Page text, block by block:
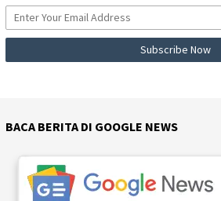
BACA BERITA DI GOOGLE NEWS